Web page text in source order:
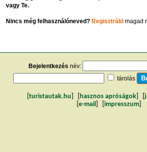
vagy Te.
Nincs még felhasználóneved? Regisztráldmagad
Bejelentkezés név:
tárolás
turistautak.hu hasznos apróságok
e-mail impresszum]